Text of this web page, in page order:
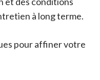
à long terme.
pour affiner votre